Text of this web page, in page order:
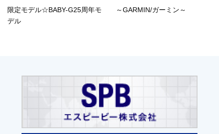
限定モデル☆BABY-G25周年モ
デル
～GARMIN/ガーミン～